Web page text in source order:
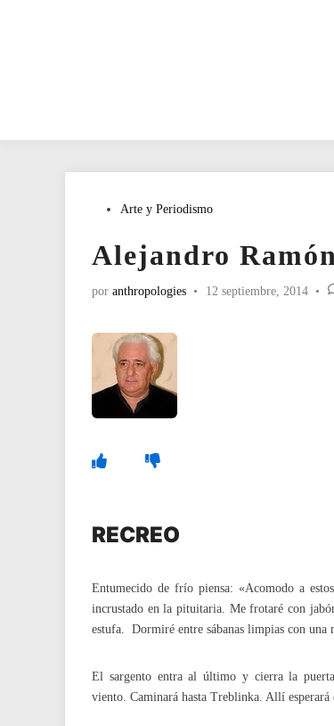
PublicadoArte y Periodismo
Alejandro Ramón
por anthropologies • 12 septiembre, 2014 •
RECREO
Entumecido de frío piensa: «Acomodo a
incrustado en la pituitaria. Me frotaré con
estufa. Dormiré entre sábanas limpias con una
El sargento entra al último y cierra la
viento. Caminará hasta Treblinka. Allí